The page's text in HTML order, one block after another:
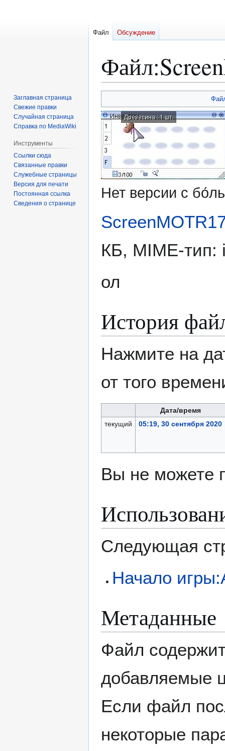
Файл:
к
навигации
к
поиску
Нет версии с
КБ, MIME-тип:
ол
История
Нажмите на
от того
Дата/время
текущий
05:19, 30 сентября 2020
Вы не можете
Следующая
Начало
Метаданные
Файл
добавляемые
Если файл
некоторые
Файл Обсуждение
Заглавная страница
Свежие правки
Случайная страница
Справка по MediaWiki
Инструменты
Ссылки сюда
Связанные правки
Служебные страницы
Версия для печати
Постоянная ссылка
Сведения о странице